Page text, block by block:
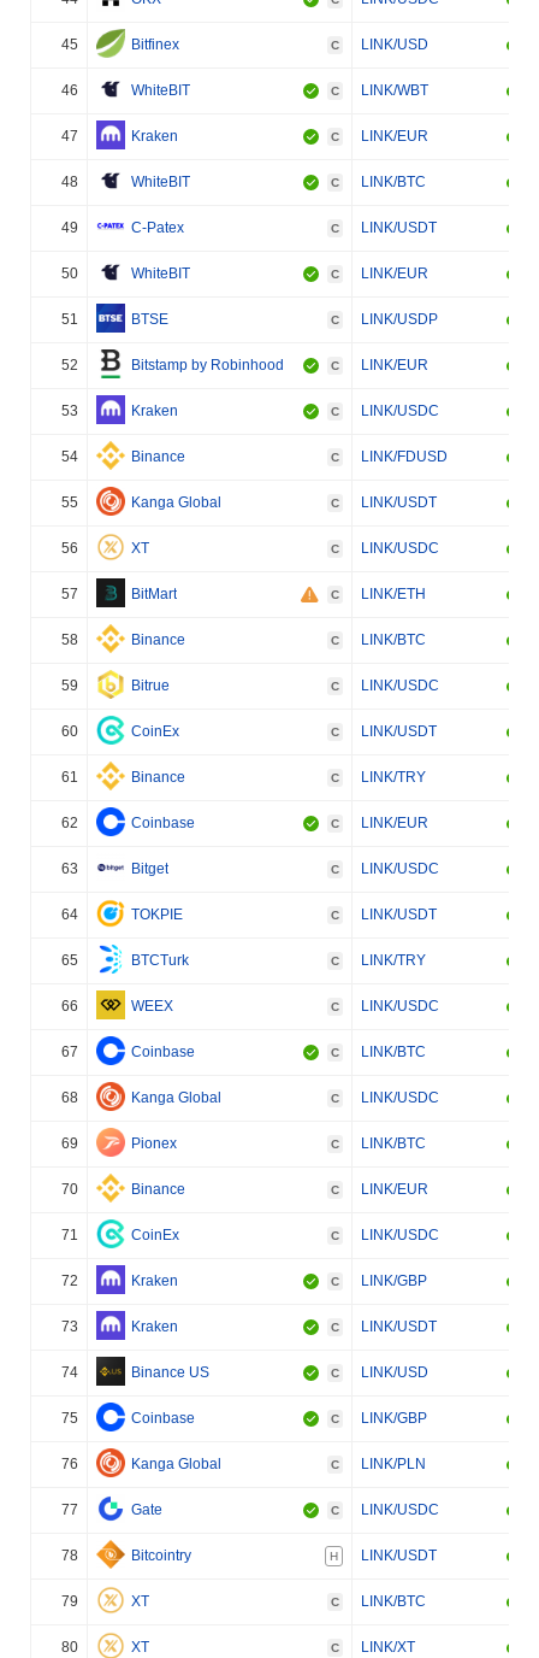
45 Bitfinex C LINK/USD
46 WhiteBIT C LINK/WBT
47 Kraken C LINK/EUR
48 WhiteBIT C LINK/BTC
49 C-Patex C LINK/USDT
50 WhiteBIT C LINK/EUR
51 BTSE C LINK/USDP
52 Bitstamp by Robinhood C LINK/EUR
53 Kraken C LINK/USDC
54 Binance C LINK/FDUSD
55 Kanga Global C LINK/USDT
56 XT C LINK/USDC
57 BitMart C LINK/ETH
58 Binance C LINK/BTC
59 Bitrue C LINK/USDC
60 CoinEx C LINK/USDT
61 Binance C LINK/TRY
62 Coinbase C LINK/EUR
63 Bitget C LINK/USDC
64 TOKPIE C LINK/USDT
65 BTCTurk C LINK/TRY
66 WEEX C LINK/USDC
67 Coinbase C LINK/BTC
68 Kanga Global C LINK/USDC
69 Pionex C LINK/BTC
70 Binance C LINK/EUR
71 CoinEx C LINK/USDC
72 Kraken C LINK/GBP
73 Kraken C LINK/USDT
74 Binance US C LINK/USD
75 Coinbase C LINK/GBP
76 Kanga Global C LINK/PLN
77 Gate C LINK/USDC
78 Bitcointry H LINK/USDT
79 XT C LINK/BTC
80 XT C LINK/XT